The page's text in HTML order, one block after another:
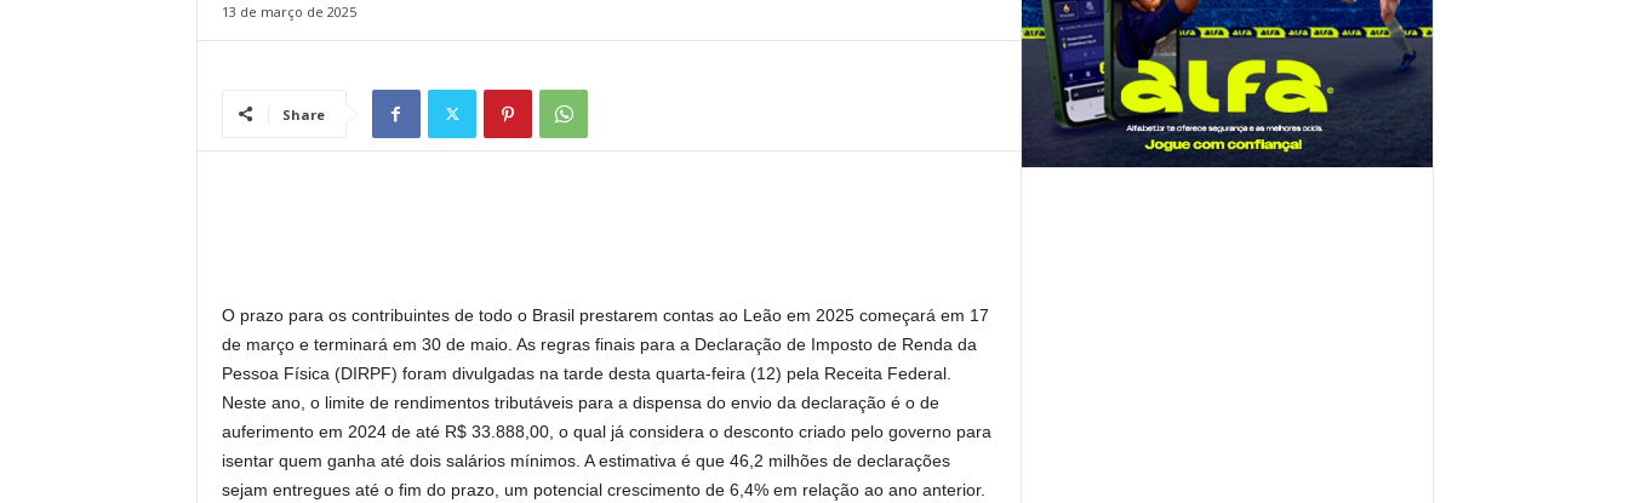
13 de março de 2025
Share
O prazo para os contribuintes de todo o Brasil prestarem contas ao Leão em 2025 começará em 17
de março e terminará em 30 de maio. As regras finais para a Declaração de Imposto de Renda da
Pessoa Física (DIRPF) foram divulgadas na tarde desta quarta-feira (12) pela Receita Federal.
Neste ano, o limite de rendimentos tributáveis para a dispensa do envio da declaração é o de
auferimento em 2024 de até R$ 33.888,00, o qual já considera o desconto criado pelo governo para
isentar quem ganha até dois salários mínimos. A estimativa é que 46,2 milhões de declarações
sejam entregues até o fim do prazo, um potencial crescimento de 6,4% em relação ao ano anterior.